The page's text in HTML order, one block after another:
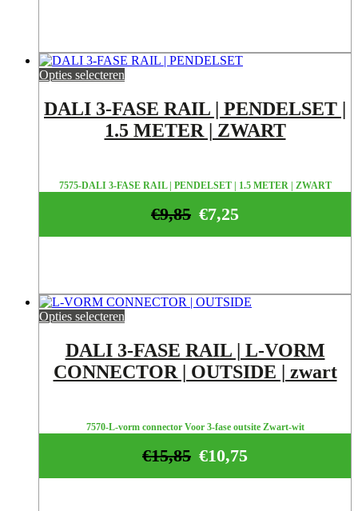
Opties selecteren
DALI 3-FASE RAIL | PENDELSET |
1.5 METER | ZWART
7575-DALI 3-FASE RAIL | PENDELSET | 1.5 METER | ZWART
€7,25
€9,85
Opties selecteren
DALI 3-FASE RAIL | L-VORM
CONNECTOR | OUTSIDE | zwart
7570-L-vorm connector Voor 3-fase outsite Zwart-wit
€10,75
€15,85